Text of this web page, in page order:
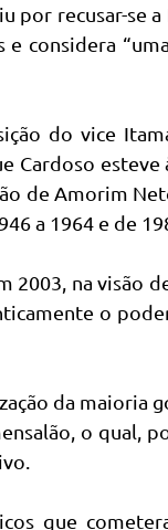
por recusar-se
considera
do vice
Cardoso
de Amorim
a 1964 e de
2003, na
o
da maioria
o qual,
que